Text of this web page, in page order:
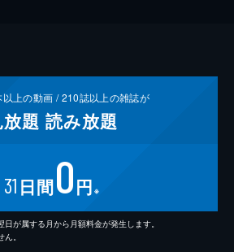
以上の動画 /210誌以上の雑誌が
放題 読み放題
31 日間0円 ※
が属する月から月額料金が発生します。
。